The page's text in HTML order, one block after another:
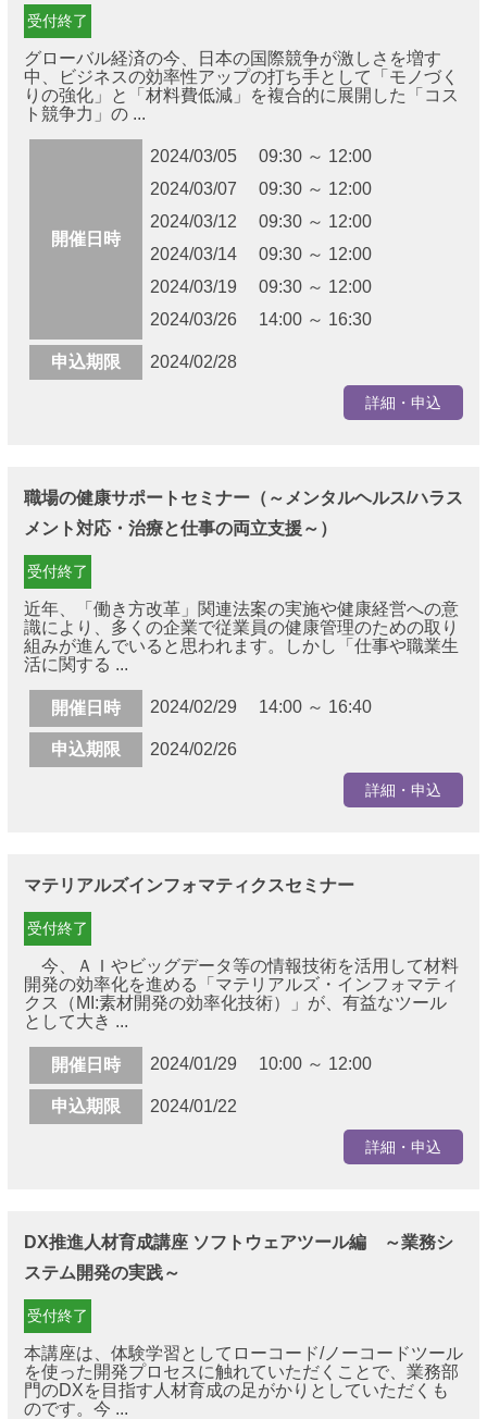
受付終了
グローバル経済の今、日本の国際競争が激しさを増す
中、ビジネスの効率性アップの打ち手として「モノづく
りの強化」と「材料費低減」を複合的に展開した「コス
ト競争力」の ...
開催日時
2024/03/05 09:30 ～ 12:00
2024/03/07 09:30 ～ 12:00
2024/03/12 09:30 ～ 12:00
2024/03/14 09:30 ～ 12:00
2024/03/19 09:30 ～ 12:00
2024/03/26 14:00 ～ 16:30
申込期限 2024/02/28
詳細・申込
職場の健康サポートセミナー（～メンタルヘルス/ハラス
メント対応・治療と仕事の両立支援～）
受付終了
近年、「働き方改革」関連法案の実施や健康経営への意
識により、多くの企業で従業員の健康管理のための取り
組みが進んでいると思われます。しかし「仕事や職業生
活に関する ...
開催日時 2024/02/29 14:00 ～ 16:40
申込期限 2024/02/26
詳細・申込
マテリアルズインフォマティクスセミナー
受付終了
今、ＡＩやビッグデータ等の情報技術を活用して材料
開発の効率化を進める「マテリアルズ・インフォマティ
クス（MI:素材開発の効率化技術）」が、有益なツール
として大き ...
開催日時 2024/01/29 10:00 ～ 12:00
申込期限 2024/01/22
詳細・申込
DX推進人材育成講座 ソフトウェアツール編 ～業務シ
ステム開発の実践～
受付終了
本講座は、体験学習としてローコード/ノーコードツール
を使った開発プロセスに触れていただくことで、業務部
門のDXを目指す人材育成の足がかりとしていただくも
のです。今 ...